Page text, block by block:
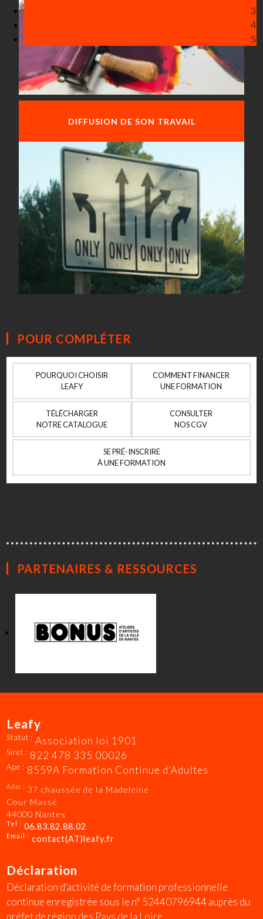
3
4
5
DIFFUSION DE SON TRAVAIL
POUR COMPLÉTER
POURQUOI CHOISIR
LEAFY
COMMENT FINANCER
UNE FORMATION
TÉLÉCHARGER
NOTRE CATALOGUE
CONSULTER
NOS CGV
SE PRÉ-INSCRIRE
À UNE FORMATION
PARTENAIRES & RESSOURCES
Leafy
Statut : Association loi 1901
Siret : 822 478 335 00026
Ape : 8559A Formation Continue d’Adultes
Adm : 37 chaussée de la Madeleine
Cour Massé
44000 Nantes
Tel : 06.83.82.88.02
Email : contact(AT)leafy.fr
Déclaration
Déclaration d'activité de formation professionnelle
continue enregistrée sous le n° 52440796944 auprès du
préfet de région des Pays de la Loire